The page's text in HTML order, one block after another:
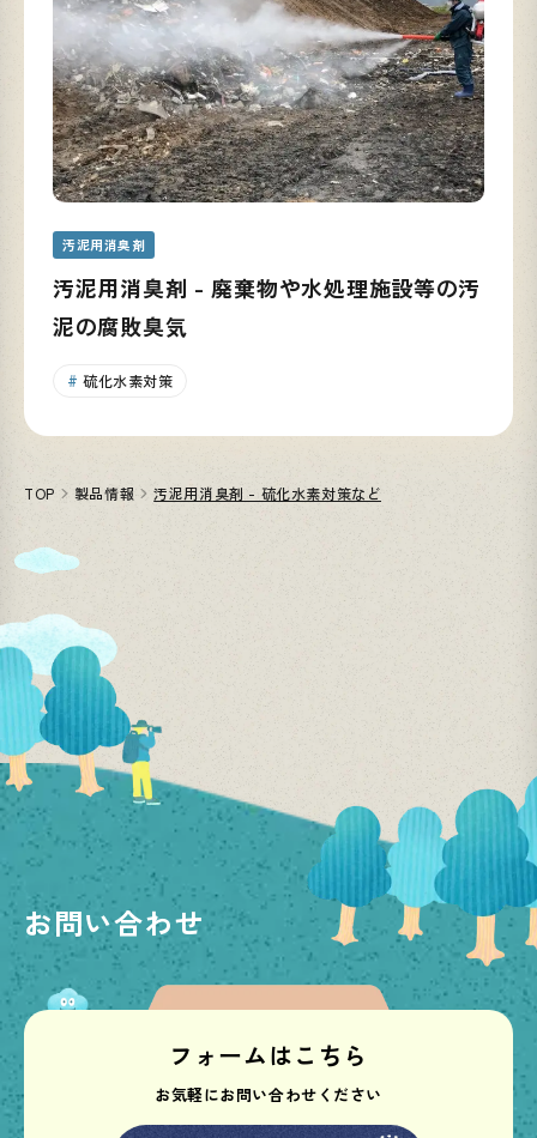
汚泥用消臭剤
汚泥用消臭剤 - 廃棄物や水処理施設等の汚
泥の腐敗臭気
硫化水素対策
TOP 製品情報 汚泥用消臭剤 - 硫化水素対策など
お問い合わせ
フォームはこちら
お気軽にお問い合わせください